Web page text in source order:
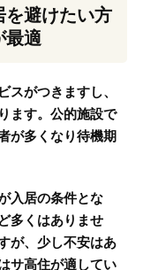
を避けたい方
最適
スがつきますし、
ます。公的施設で
が多くなり待機期
入居の条件とな
多くはありませ
が、少し不安はあ
サ高住が適してい